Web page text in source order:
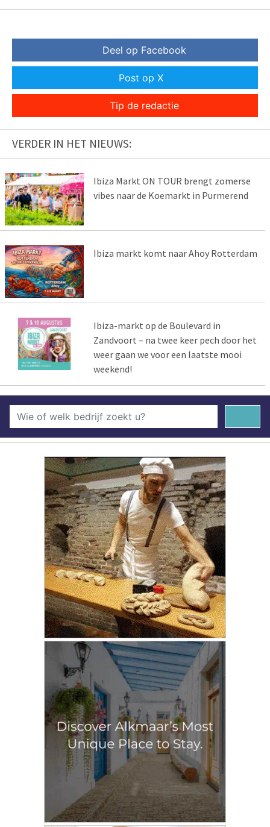
Deel op Facebook
Post op X
Tip de redactie
VERDER IN HET NIEUWS:
Ibiza Markt ON TOUR brengt zomerse
vibes naar de Koemarkt in Purmerend
Ibiza markt komt naar Ahoy Rotterdam
Ibiza-markt op de Boulevard in
Zandvoort – na twee keer pech door het
weer gaan we voor een laatste mooi
weekend!